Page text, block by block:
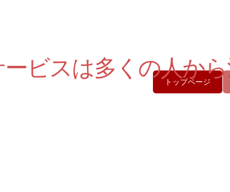
トップページ